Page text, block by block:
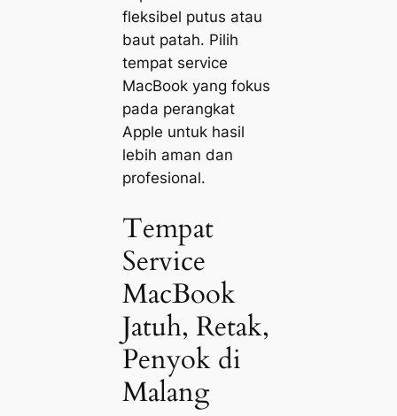
fleksibel putus atau
baut patah. Pilih
tempat service
MacBook yang fokus
pada perangkat
Apple untuk hasil
lebih aman dan
profesional.
Tempat
Service
MacBook
Jatuh, Retak,
Penyok di
Malang